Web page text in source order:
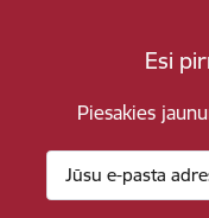
Esi
Piesakies